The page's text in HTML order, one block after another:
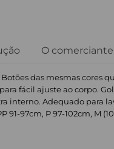
O comerciante
das mesmas cores
fácil ajuste ao corpo.
Adequado para
97cm, P 97-102cm, M